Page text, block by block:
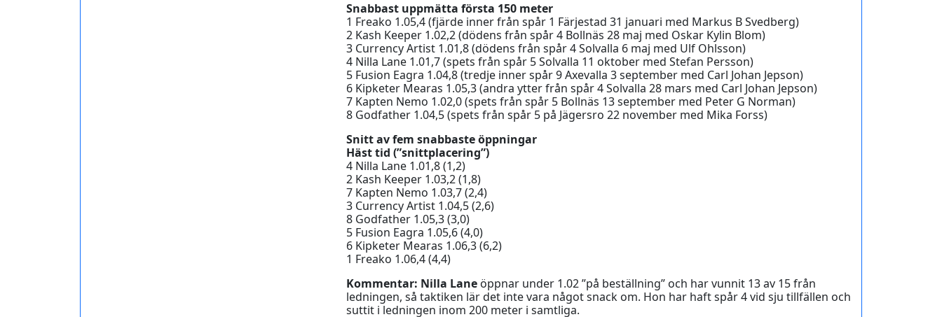
Snabbast uppmätta första 150 meter
1 Freako 1.05,4 (fjärde inner från spår 1 Färjestad 31 januari med Markus B Svedberg)
2 Kash Keeper 1.02,2 (dödens från spår 4 Bollnäs 28 maj med Oskar Kylin Blom)
3 Currency Artist 1.01,8 (dödens från spår 4 Solvalla 6 maj med Ulf Ohlsson)
4 Nilla Lane 1.01,7 (spets från spår 5 Solvalla 11 oktober med Stefan Persson)
5 Fusion Eagra 1.04,8 (tredje inner spår 9 Axevalla 3 september med Carl Johan Jepson)
6 Kipketer Mearas 1.05,3 (andra ytter från spår 4 Solvalla 28 mars med Carl Johan Jepson)
7 Kapten Nemo 1.02,0 (spets från spår 5 Bollnäs 13 september med Peter G Norman)
8 Godfather 1.04,5 (spets från spår 5 på Jägersro 22 november med Mika Forss)
Snitt av fem snabbaste öppningar
Häst tid (”snittplacering”)
4 Nilla Lane 1.01,8 (1,2)
2 Kash Keeper 1.03,2 (1,8)
7 Kapten Nemo 1.03,7 (2,4)
3 Currency Artist 1.04,5 (2,6)
8 Godfather 1.05,3 (3,0)
5 Fusion Eagra 1.05,6 (4,0)
6 Kipketer Mearas 1.06,3 (6,2)
1 Freako 1.06,4 (4,4)
Kommentar: Nilla Lane öppnar under 1.02 ”på beställning” och har vunnit 13 av 15 från
ledningen, så taktiken lär det inte vara något snack om. Hon har haft spår 4 vid sju tillfällen och
suttit i ledningen inom 200 meter i samtliga.